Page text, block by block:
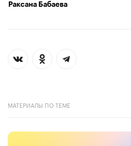
Раксана Бабаева
МАТЕРИАЛЫ ПО ТЕМЕ